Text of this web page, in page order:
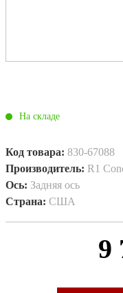
На складе
Код товара: 830-67088
Производитель: R1
Ось: Задняя ось
Страна: США
9